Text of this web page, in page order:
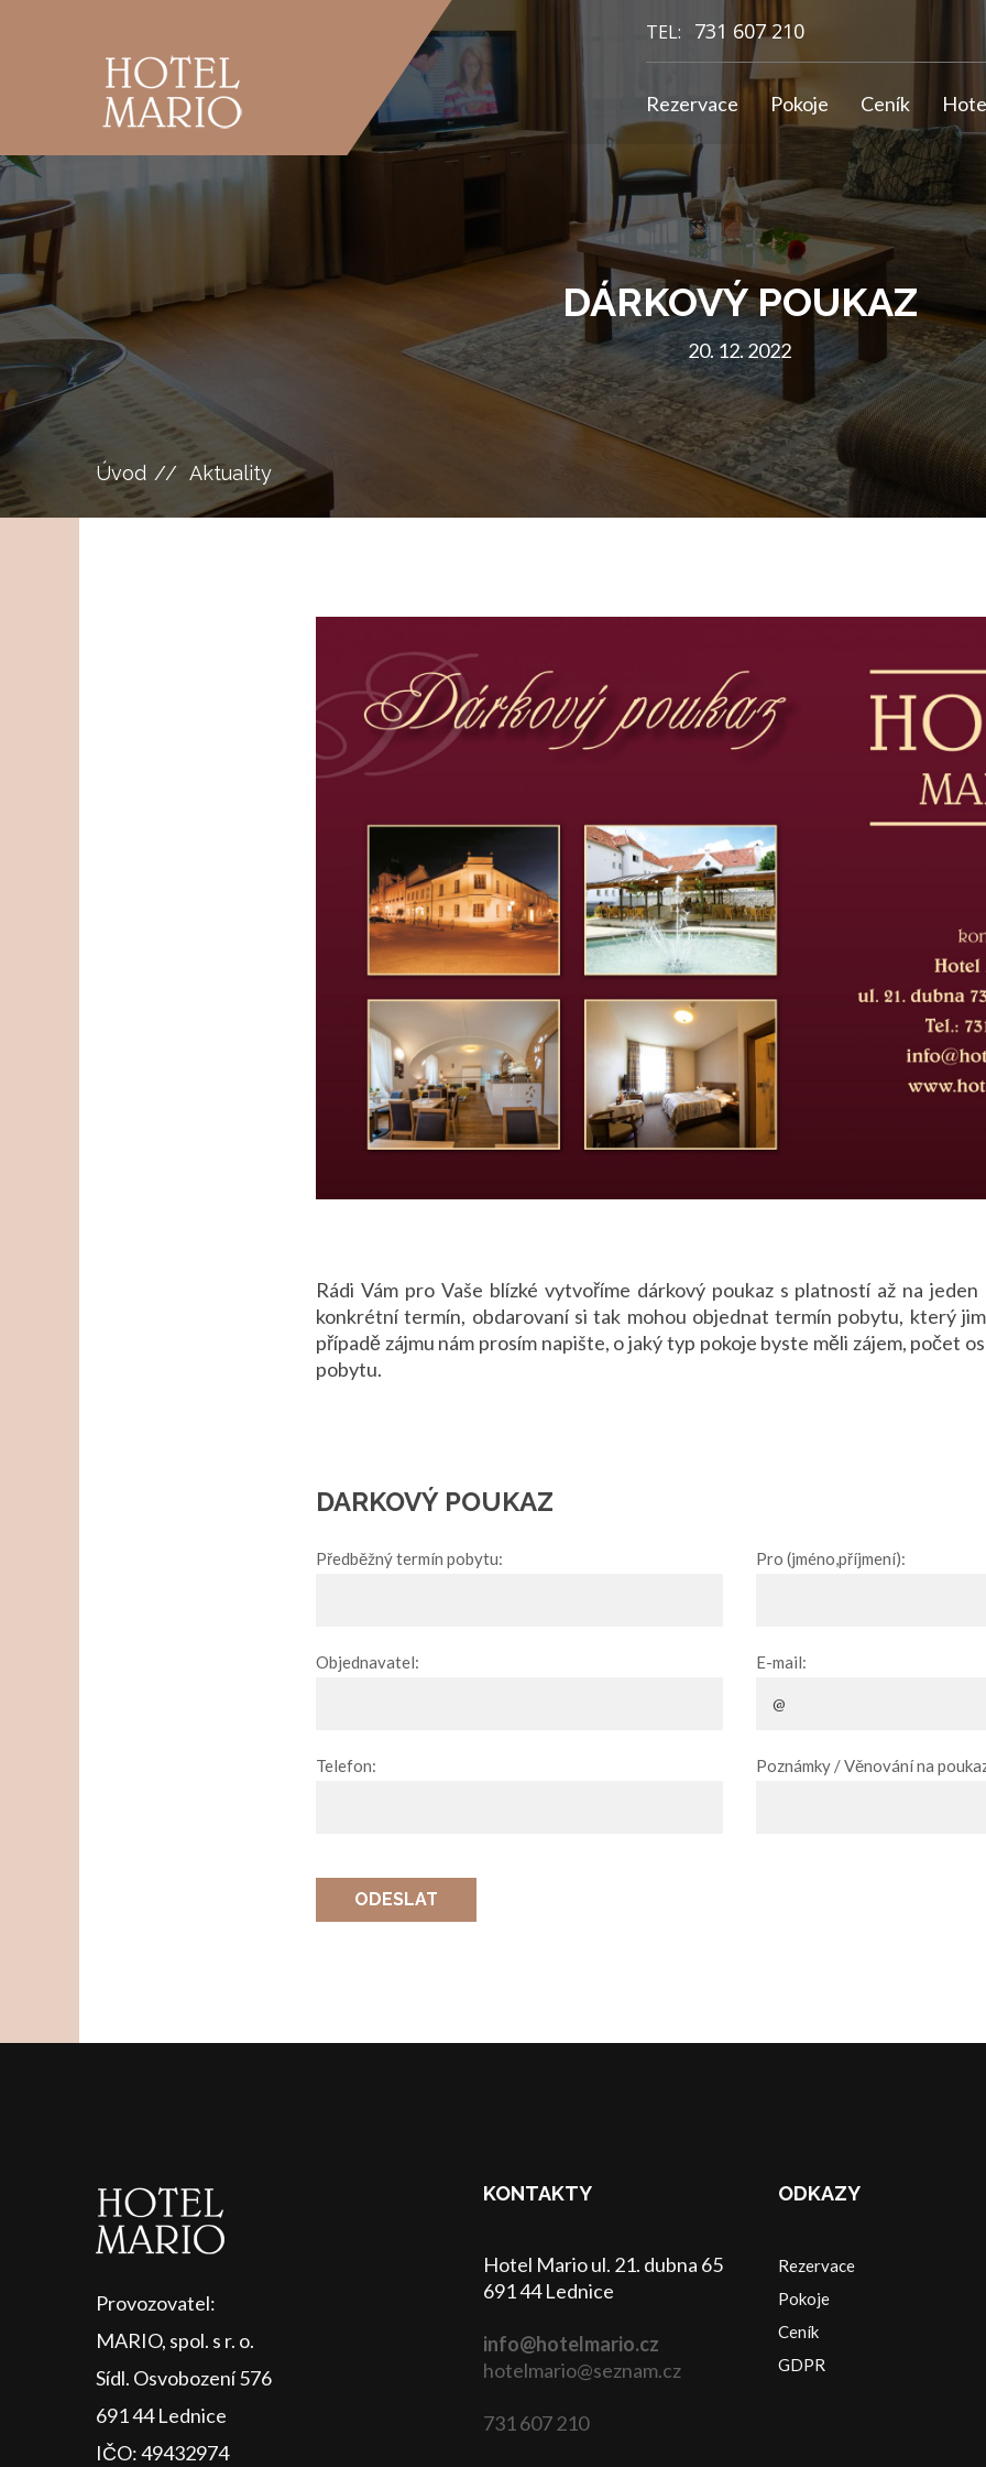
TEL: 731 607 210
Rezervace Pokoje Ceník
DÁRKOVÝ POUKAZ
20. 12. 2022
Úvod Aktuality
Rádi Vám pro Vaše blízké vytvoříme dárkový poukaz s platností až na
konkrétní termín, obdarovaní si tak mohou objednat termín pobytu, který
případě zájmu nám prosím napište, o jaký typ pokoje byste měli zájem, počet
pobytu.
DARKOVÝ POUKAZ
Předběžný termín pobytu: Pro (jméno,příjmení):
Objednavatel: E-mail:
Telefon: Poznámky / Věnování na
ODESLAT
Provozovatel:
MARIO, spol. s r. o.
Sídl. Osvobození 576
691 44 Lednice
IČO: 49432974
KONTAKTY
Hotel Mario ul. 21. dubna 65
691 44 Lednice
info@hotelmario.cz
hotelmario@seznam.cz
731 607 210
ODKAZY
Rezervace
Pokoje
Ceník
GDPR